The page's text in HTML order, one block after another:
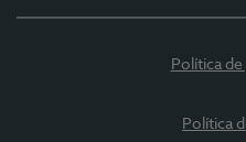
Política
Política